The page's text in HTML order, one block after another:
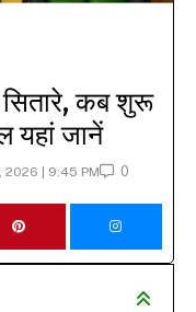
कब शुरू
यहां जानें
2026 | 9:45 PM 0